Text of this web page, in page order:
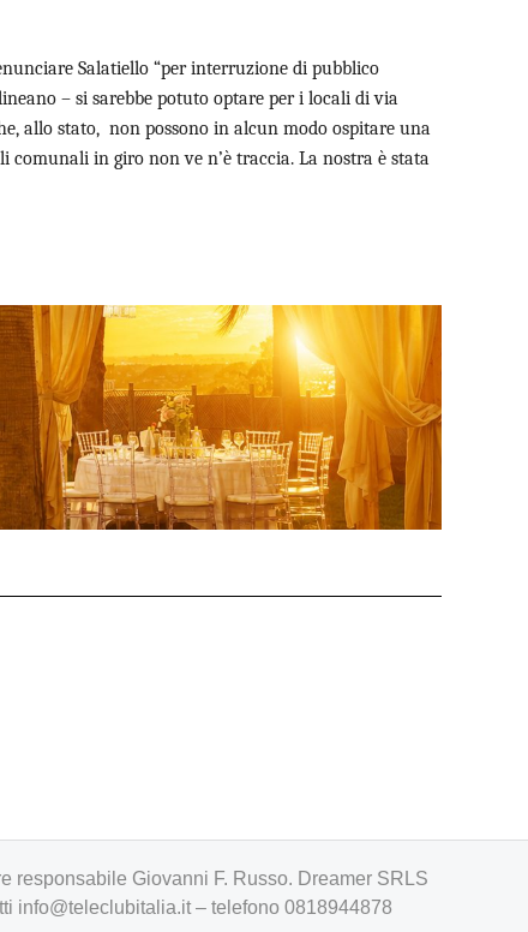
Salatiello “per interruzione di pubblico
– si sarebbe potuto optare per i locali di via
allo stato, non possono in alcun modo ospitare una
in giro non ve n’è traccia. La nostra è stata
responsabile Giovanni F. Russo. Dreamer SRLS
info@teleclubitalia.it – telefono 0818944878